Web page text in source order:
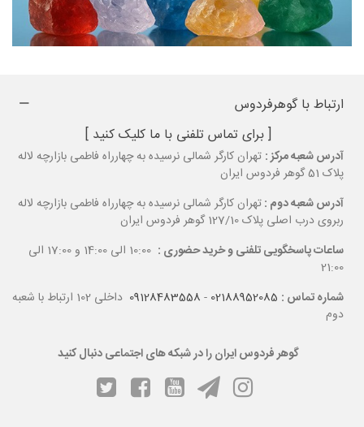
ظاهر طبیعی و خاص دارند.
نسبت به گردنبندهای مهره‌ای مقرون‌به‌صرفه‌تر هستند.
چرا گردنبند چیپسی انتخابی خاص است؟
زیبایی طبیعی:هر قطعه سنگ در گردنبند چیپسی یکتا است.
خواص متافیزیکی:سنگ‌های مختلف، انرژی متفاوتی منتقل می‌کنند.
هدیه‌ای خاص:
انواع گردنبند چیپسی سنگی
خرید گردنبند چیپسی لاجورد
ارتباط با گوهرفردوس
[ برای تماس تلفنی با ما کلیک کنید ]
آدرس شعبه مرکز : تهران کارگر شمالی نرسیده به چهارراه فاطمی بازارچه لاله
پلاک 51 گوهر فردوس ایران
آدرس شعبه دوم :تهران کارگر شمالی نرسیده به چهارراه فاطمی بازارچه لاله
ربروی درب اصلی پلاک 127/10 گوهر فردوس ایران
ساعات پاسخگویی تلفنی و خرید حضوری :
10:00 الی 14:00 و 17:00 الی
21:00
شماره تماس : 02188952085
-
09128483558
داخلی 102 ارتباط با شعبه
دوم
گوهر فردوس ایران را در شبکه های اجتماعی دنبال کنید